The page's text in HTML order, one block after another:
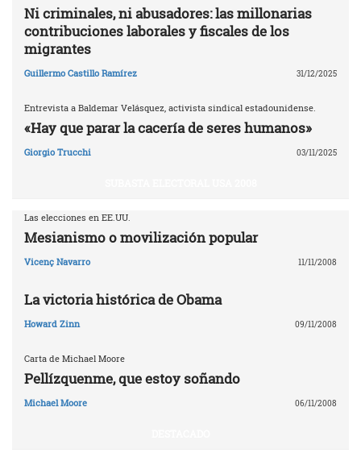
Ni criminales, ni abusadores: las millonarias
contribuciones laborales y fiscales de los
migrantes
Guillermo Castillo Ramírez 31/12/2025
Entrevista a Baldemar Velásquez, activista sindical estadounidense.
«Hay que parar la cacería de seres humanos»
Giorgio Trucchi 03/11/2025
Las elecciones en EE.UU.
Mesianismo o movilización popular
Vicenç Navarro 11/11/2008
La victoria histórica de Obama
Howard Zinn 09/11/2008
Carta de Michael Moore
Pellízquenme, que estoy soñando
Michael Moore 06/11/2008